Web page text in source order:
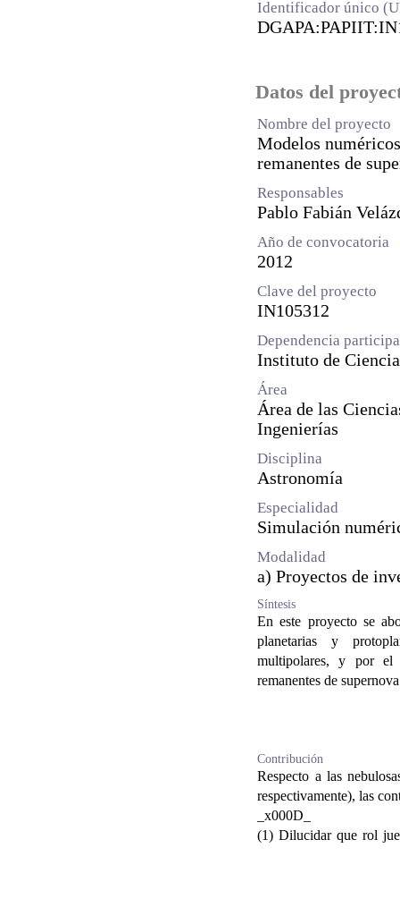
Identificador único
Datos del
Nombre del proyecto
Modelos
remanentes de
Responsables
Pablo Fabián
Año de convocatoria
2012
Clave del proyecto
IN105312
Dependencia
Instituto de
Área
Área de las
Ingenierías
Disciplina
Astronomía
Especialidad
Simulación
Modalidad
a) Proyectos de
Síntesis
En este proyecto se
planetarias y
multipolares, y por
remanentes de
cálculos analíticos.
que parámetros son
astrofísicos. _x000D_
_x000D_
A partir de los
Contribución
Respecto a las
respectivamente), las
_x000D_
(1) Dilucidar que rol